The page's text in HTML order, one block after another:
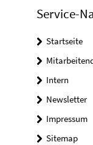
Service-
Startseite
Intern
Newsletter
Impressum
Sitemap